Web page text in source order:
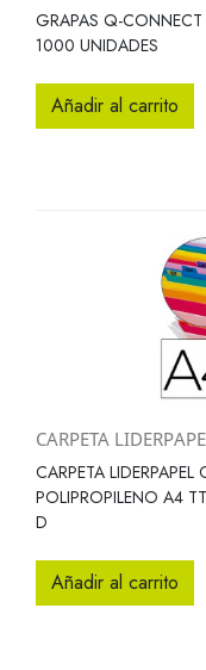
GRAPAS Q-
1000 UNIDADES
Añadir al carrito
CARPETA
CARPETA
POLIPROPILENO A4
D
Añadir al carrito